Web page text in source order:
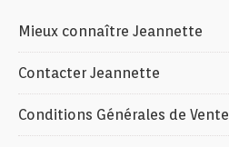
Mieux connaître Jeannette
Contacter Jeannette
Conditions Générales de Vente